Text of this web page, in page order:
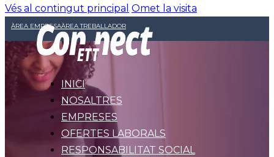
Vés al contingut principal Omet la visita
ÀREA EMPRESAÀREA TREBALLADOR
INICI
NOSALTRES
EMPRESES
OFERTES LABORALS
RESPONSABILITAT SOCIAL